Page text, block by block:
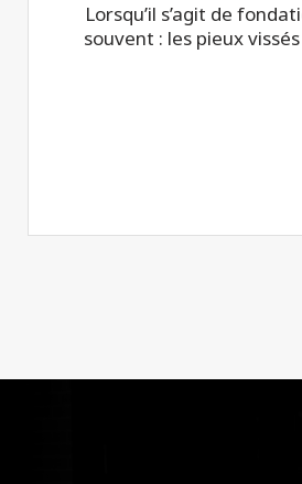
Lorsqu’il s’agit de
souvent : les pieux